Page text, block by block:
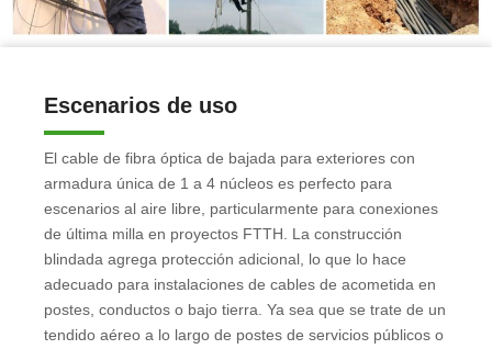
Escenarios de uso
El cable de fibra óptica de bajada para exteriores con
armadura única de 1 a 4 núcleos es perfecto para
escenarios al aire libre, particularmente para conexiones
de última milla en proyectos FTTH. La construcción
blindada agrega protección adicional, lo que lo hace
adecuado para instalaciones de cables de acometida en
postes, conductos o bajo tierra. Ya sea que se trate de un
tendido aéreo a lo largo de postes de servicios públicos o